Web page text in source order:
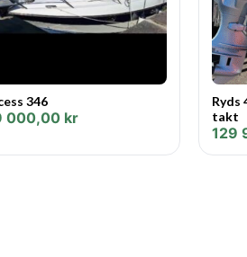
i 12 månader, du kan låna upp
på Marin & Fritid.
346
000,00 kr
Ryds
takt
129